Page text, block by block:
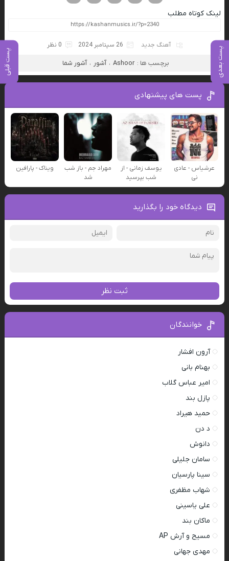
پست بعدی پست قبلی
لینک کوتاه مطلب
آهنگ جدید 26 سپتامبر 2024 0 نظر
برچسب ها : Ashoor ، آشور ، آشور شما
پست های پیشنهادی
عرشیاس - عادی
نی
یوسف زمانی - از
شب بپرسید
مهراد جم - باز شب
شد
ویناک - پارافین
دیدگاه خود را بگذارید
ثبت نظر
خوانندگان
آرون افشار
بهنام بانی
امیر عباس گلاب
پازل بند
حمید هیراد
د دن
دانوش
سامان جلیلی
سینا پارسیان
شهاب مظفری
علی یاسینی
ماکان بند
مسیح و آرش AP
مهدی جهانی